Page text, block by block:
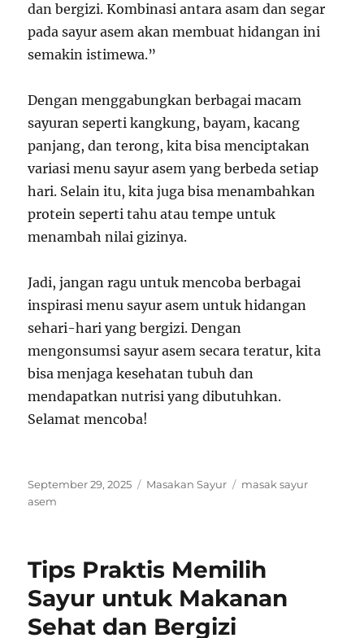
dan bergizi. Kombinasi antara asam dan segar
pada sayur asem akan membuat hidangan ini
semakin istimewa.”
Dengan menggabungkan berbagai macam
sayuran seperti kangkung, bayam, kacang
panjang, dan terong, kita bisa menciptakan
variasi menu sayur asem yang berbeda setiap
hari. Selain itu, kita juga bisa menambahkan
protein seperti tahu atau tempe untuk
menambah nilai gizinya.
Jadi, jangan ragu untuk mencoba berbagai
inspirasi menu sayur asem untuk hidangan
sehari-hari yang bergizi. Dengan
mengonsumsi sayur asem secara teratur, kita
bisa menjaga kesehatan tubuh dan
mendapatkan nutrisi yang dibutuhkan.
Selamat mencoba!
Posted
on
September 29, 2025 Categories
Masakan Sayur Tags
masak sayur
asem
Tips Praktis Memilih
Sayur untuk Makanan
Sehat dan Bergizi